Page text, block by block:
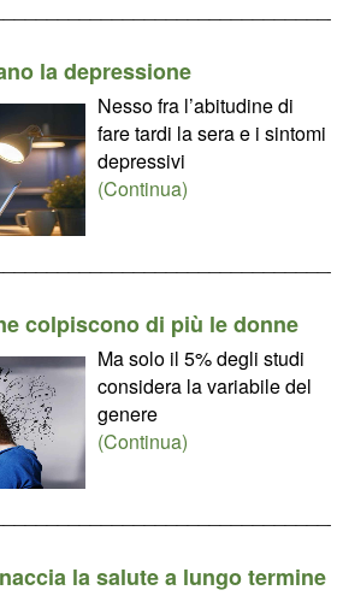
la depressione
Nesso fra l’abitudine di
fare tardi la sera e i sintomi
depressivi
(Continua)
colpiscono di più le donne
Ma solo il 5% degli studi
considera la variabile del
genere
(Continua)
la salute a lungo termine